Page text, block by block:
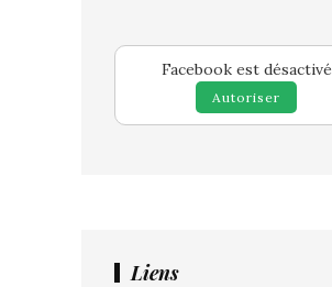
Facebook est désactivé
Autoriser
Liens